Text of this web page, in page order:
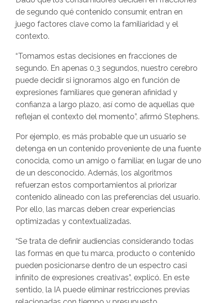
de segundo qué contenido consumir, entran en
juego factores clave como la familiaridad y el
contexto.
“Tomamos estas decisiones en fracciones de
segundo. En apenas 0,3 segundos, nuestro cerebro
puede decidir si ignoramos algo en función de
expresiones familiares que generan afinidad y
confianza a largo plazo, así como de aquellas que
reflejan el contexto del momento”, afirmó Stephens.
Por ejemplo, es más probable que un usuario se
detenga en un contenido proveniente de una fuente
conocida, como un amigo o familiar, en lugar de uno
de un desconocido. Además, los algoritmos
refuerzan estos comportamientos al priorizar
contenido alineado con las preferencias del usuario.
Por ello, las marcas deben crear experiencias
optimizadas y contextualizadas.
“Se trata de definir audiencias considerando todas
las formas en que tu marca, producto o contenido
pueden posicionarse dentro de un espectro casi
infinito de expresiones creativas”, explicó. En este
sentido, la IA puede eliminar restricciones previas